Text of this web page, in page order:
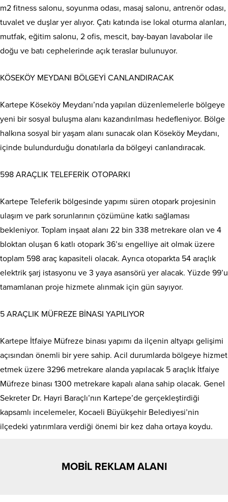
m2 fitness salonu, soyunma odası, masaj salonu, antrenör odası,
tuvalet ve duşlar yer alıyor. Çatı katında ise lokal oturma alanları,
mutfak, eğitim salonu, 2 ofis, mescit, bay-bayan lavabolar ile
doğu ve batı cephelerinde açık teraslar bulunuyor.
KÖSEKÖY MEYDANI BÖLGEYİ CANLANDIRACAK
Kartepe Köseköy Meydanı’nda yapılan düzenlemelerle bölgeye
yeni bir sosyal buluşma alanı kazandırılması hedefleniyor. Bölge
halkına sosyal bir yaşam alanı sunacak olan Köseköy Meydanı,
içinde bulundurduğu donatılarla da bölgeyi canlandıracak.
598 ARAÇLIK TELEFERİK OTOPARKI
Kartepe Teleferik bölgesinde yapımı süren otopark projesinin
ulaşım ve park sorunlarının çözümüne katkı sağlaması
bekleniyor. Toplam inşaat alanı 22 bin 338 metrekare olan ve 4
bloktan oluşan 6 katlı otopark 36’sı engelliye ait olmak üzere
toplam 598 araç kapasiteli olacak. Ayrıca otoparkta 54 araçlık
elektrik şarj istasyonu ve 3 yaya asansörü yer alacak. Yüzde 99’u
tamamlanan proje hizmete alınmak için gün sayıyor.
5 ARAÇLIK MÜFREZE BİNASI YAPILIYOR
Kartepe İtfaiye Müfreze binası yapımı da ilçenin altyapı gelişimi
açısından önemli bir yere sahip. Acil durumlarda bölgeye hizmet
etmek üzere 3296 metrekare alanda yapılacak 5 araçlık İtfaiye
Müfreze binası 1300 metrekare kapalı alana sahip olacak. Genel
Sekreter Dr. Hayri Baraçlı’nın Kartepe’de gerçekleştirdiği
kapsamlı incelemeler, Kocaeli Büyükşehir Belediyesi’nin
ilçedeki yatırımlara verdiği önemi bir kez daha ortaya koydu.
MOBİL REKLAM ALANI